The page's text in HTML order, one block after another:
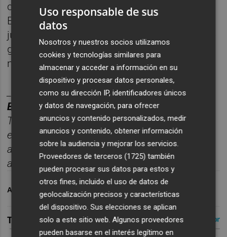
corregirlos y sacar nuestro potencial.
Estando de verdad muy concentrados y
juntos como equipo, somos muy difíciles de
ganar y creo que haciendo eso tendremos
muchas opciones", subrayó.
________
BOLET ÍN DEPORTES CASTELLÓN PLAZA.
Toda la información deportiva de la provincia,
enviada cada día a tu correo para seguir la
actualidad sin depender de
algoritmos.
bete gratis al bolet
ARCHIVADO EN CD CASTELLÓN
Uso responsable de sus
datos
Nosotros y nuestros socios utilizamos
cookies y tecnologías similares para
almacenar y acceder a información en su
dispositivo y procesar datos personales,
como su dirección IP, identificadores únicos
y datos de navegación, para ofrecer
anuncios y contenido personalizados, medir
anuncios y contenido, obtener información
sobre la audiencia y mejorar los servicios.
Proveedores de terceros (1725) también
pueden procesar sus datos para estos y
otros fines, incluido el uso de datos de
geolocalización precisos y características
del dispositivo. Sus elecciones se aplican
solo a este sitio web. Algunos proveedores
pueden basarse en el interés legítimo en